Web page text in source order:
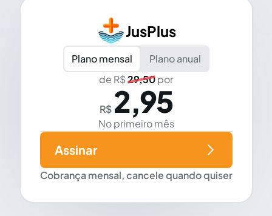
JusPlus
Plano mensal
Plano anual
de R$29,50por
R$ 2,95
No primeiro mês
Cobrança mensal, cancele quando quiser
Assinar